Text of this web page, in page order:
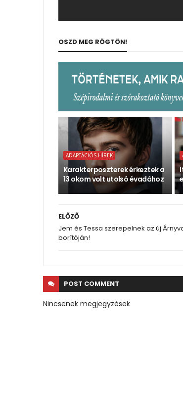
OSZD MEG RÖGTÖN!
ADAPTÁCIÓS HÍREK
Karakterposzterek érkeztek a
13 okom volt utolsó évadához
ELŐZŐ
Jem és Tessa szerepelnek az új
borítóján!
POST COMMENT
Nincsenek megjegyzések